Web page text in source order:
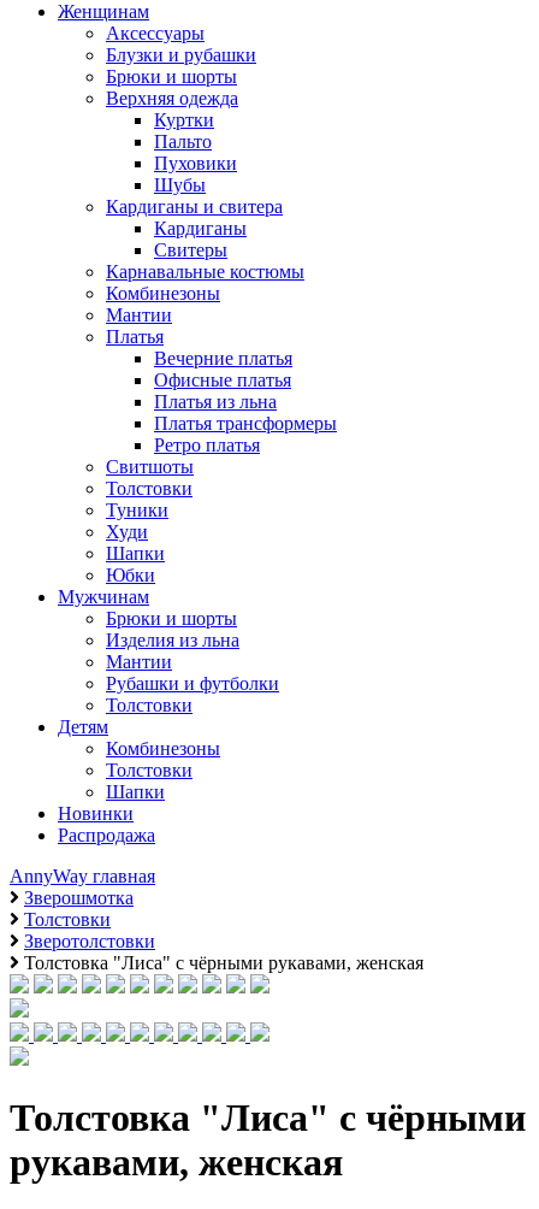
Женщинам
Аксессуары
Блузки и рубашки
Брюки и шорты
Верхняя одежда
Куртки
Пальто
Пуховики
Шубы
Кардиганы и свитера
Кардиганы
Свитеры
Карнавальные костюмы
Комбинезоны
Мантии
Платья
Вечерние платья
Офисные платья
Платья из льна
Платья трансформеры
Ретро платья
Свитшоты
Толстовки
Туники
Худи
Шапки
Юбки
Мужчинам
Брюки и шорты
Изделия из льна
Мантии
Рубашки и футболки
Толстовки
Детям
Комбинезоны
Толстовки
Шапки
Новинки
Распродажа
AnnyWay главная
Зверошмотка
Толстовки
Зверотолстовки
Толстовка "Лиса" с чёрными рукавами, женская
Толстовка "Лиса" с чёрными
рукавами, женская